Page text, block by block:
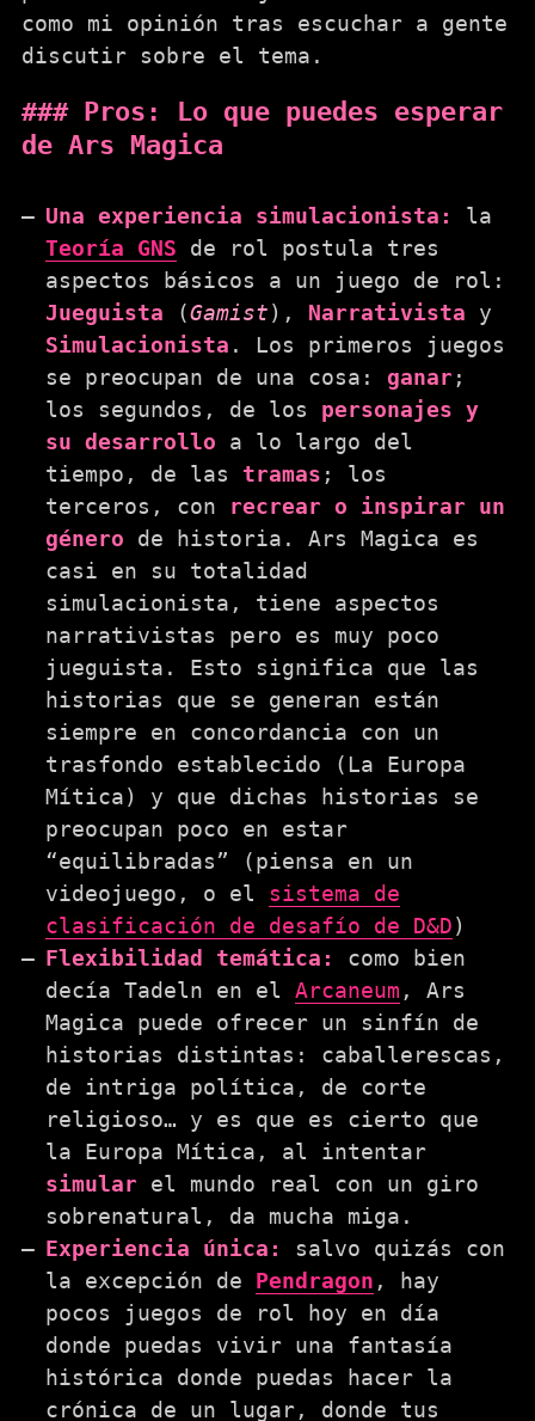
como mi opinión tras escuchar a gente
discutir sobre el tema.
Pros: Lo que puedes esperar
de Ars Magica
Una experiencia simulacionista:
la
Teoría GNS de rol postula tres
aspectos básicos a un juego de rol:
Jueguista (Gamist), Narrativista y
Simulacionista . Los primeros juegos
se preocupan de una cosa: ganar;
los segundos, de los personajes y
su desarrollo a lo largo del
tiempo, de las tramas ; los
terceros, con recrear o inspirar un
género de historia. Ars Magica es
casi en su totalidad
simulacionista, tiene aspectos
narrativistas pero es muy poco
jueguista. Esto significa que las
historias que se generan están
siempre en concordancia con un
trasfondo establecido (La Europa
Mítica) y que dichas historias se
preocupan poco en estar
“equilibradas” (piensa en un
videojuego, o el sistema de
clasificación de desafío de D&D)
Flexibilidad temática:
como bien
decía Tadeln en el Arcaneum , Ars
Magica puede ofrecer un sinfín de
historias distintas: caballerescas,
de intriga política, de corte
religioso… y es que es cierto que
la Europa Mítica, al intentar
simular el mundo real con un giro
sobrenatural, da mucha miga.
Experiencia única:
salvo quizás con
la excepción de Pendragon , hay
pocos juegos de rol hoy en día
donde puedas vivir una fantasía
histórica donde puedas hacer la
crónica de un lugar, donde tus